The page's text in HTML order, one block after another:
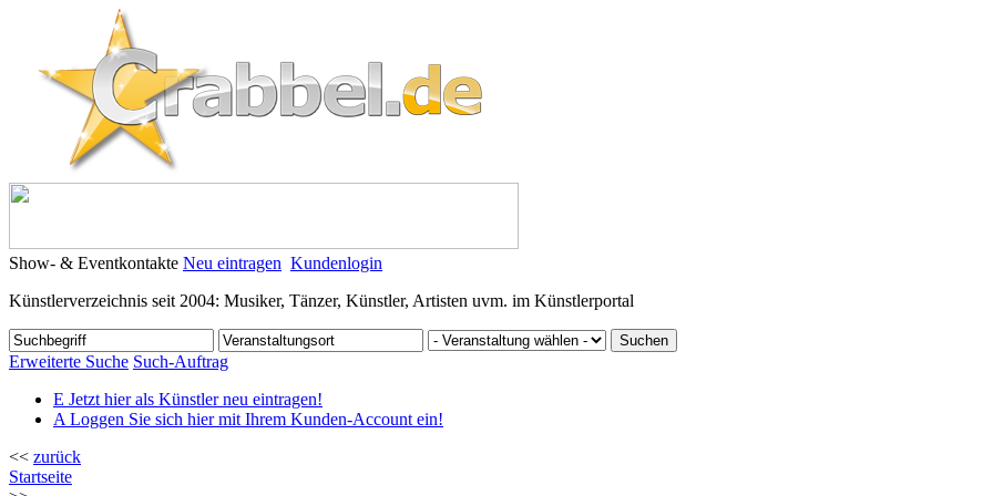
Show- & Eventkontakte Neu eintragen Kundenlogin
Künstlerverzeichnis seit 2004: Musiker, Tänzer, Künstler, Artisten uvm. im Künstlerportal
Erweiterte Suche Such-Auftrag
E Jetzt hier als Künstler neu eintragen!
A Loggen Sie sich hier mit Ihrem Kunden-Account ein!
<< zurück
Startseite